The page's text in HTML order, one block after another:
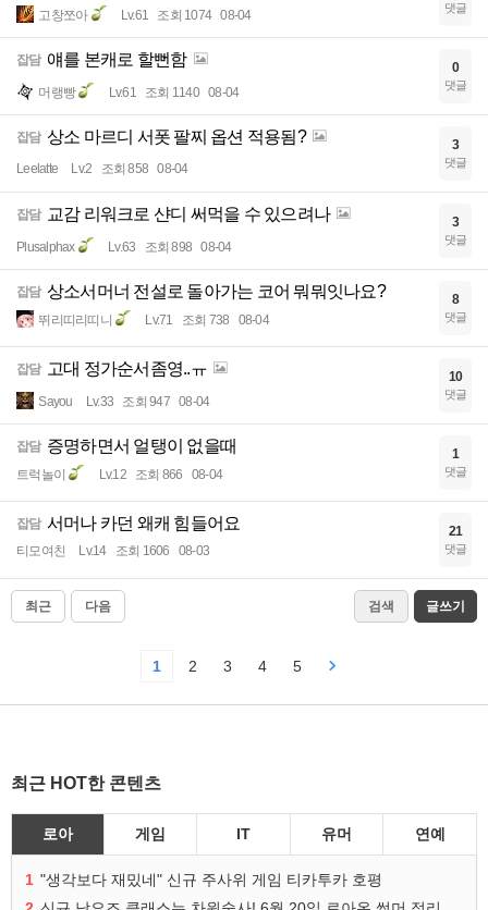
고창쪼아 Lv.61 조회 1074 08-04 댓글
잡담 얘를 본캐로 할뻔함
머랭빵 Lv.61 조회 1140 08-04
0
댓글
잡담 상소 마르디 서폿 팔찌 옵션 적용됨?
Leelatte Lv.2 조회 858 08-04
3
댓글
잡담 교감 리워크로 샨디 써먹을 수 있으려나
Plusalphax Lv.63 조회 898 08-04
3
댓글
잡담 상소서머너 전설로 돌아가는 코어 뭐뭐잇나요?
뛰리띠리띠니 Lv.71 조회 738 08-04
8
댓글
잡담 고대 정가순서좀영..ㅠ
Sayou Lv.33 조회 947 08-04
10
댓글
잡담 증명하면서 얼탱이 없을때
트럭놀이 Lv.12 조회 866 08-04
1
댓글
잡담 서머나 카던 왜캐 힘들어요
티모여친 Lv.14 조회 1606 08-03
21
댓글
최근 다음 검색 글쓰기
1 2 3 4 5
최근 HOT한 콘텐츠
로아 게임 IT 유머 연예
1 "생각보다 재밌네" 신규 주사위 게임 티카투카 호평